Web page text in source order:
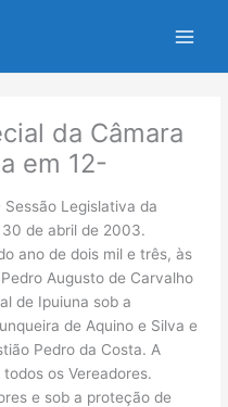
da Câmara
em 12-
Sessão Legislativa da
de abril de 2003.
ano de dois mil e três, às
Augusto de Carvalho
de Ipuiuna sob a
de Aquino e Silva e
Pedro da Costa. A
os Vereadores.
e sob a proteção de